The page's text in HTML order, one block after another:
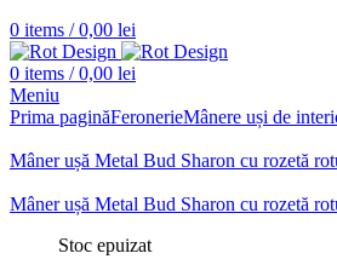
0 items / 0,00 lei
0 items / 0,00 lei
Meniu
Prima paginăFeronerieMânere uși de
Mâner ușă Metal Bud Sharon cu rozetă
Mâner ușă Metal Bud Sharon cu rozetă
Stoc epuizat